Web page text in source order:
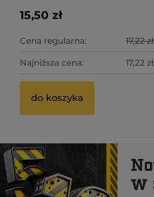
15,50 zł
Cena regularna: 17,22 zł
Najniższa cena: 17,22 zł
do koszyka